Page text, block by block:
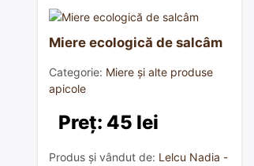
Miere ecologică de salcâm
Categorie: Miere și alte produse
apicole
Preț: 45 lei
Produs și vândut de: Lelcu Nadia -